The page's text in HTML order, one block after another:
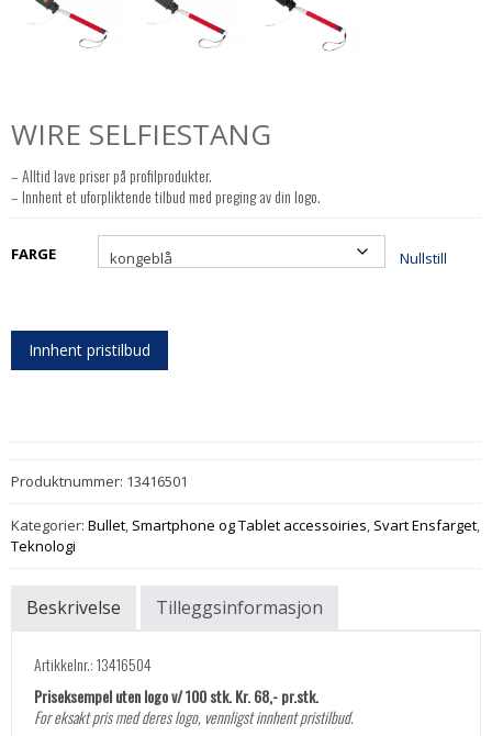
WIRE SELFIESTANG
– Alltid lave priser på profilprodukter.
– Innhent et uforpliktende tilbud med preging av din logo.
FARGE Nullstill
Innhent pristilbud
Produktnummer: 13416501
Kategorier: Bullet, Smartphone og Tablet accessoiries, Svart Ensfarget,
Teknologi
Beskrivelse Tilleggsinformasjon
Artikkelnr.: 13416504
Priseksempel uten logo v/ 100 stk. Kr. 68,- pr.stk.
For eksakt pris med deres logo, vennligst innhent pristilbud.